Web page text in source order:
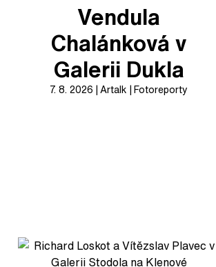
Vendula
Chalánková v
Galerii Dukla
7. 8. 2026 Artalk Fotoreporty